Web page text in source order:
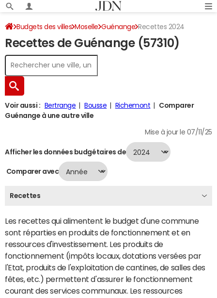
Budgets des villes Moselle Guénange Recettes 2024
Recettes de Guénange (57310)
Voir aussi : Bertrange Bousse Richemont
Comparer
Guénange à une autre ville
Mise à jour le 07/11/25
Afficher les données budgétaires de
Comparer avec
Recettes
Les recettes qui alimentent le budget d'une commune
sont réparties en produits de fonctionnement et en
ressources d'investissement. Les produits de
fonctionnement (impôts locaux, dotations versées par
l'Etat, produits de l'exploitation de cantines, de salles des
fêtes, etc.) permettent d'assurer le fonctionnement
courant des services communaux. Les ressources